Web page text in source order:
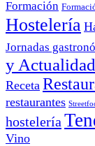
Formación
Hostelería
Jornadas
y Actualidad
Receta
restaurantes
hostelería
Vino